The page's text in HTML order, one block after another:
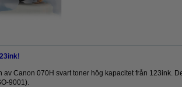
av Canon 070H svart toner hög kapacitet från 123ink.
9001).